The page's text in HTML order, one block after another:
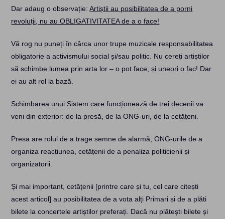
Dar adaug o observație:Artiștii au posibilitatea de a porni
revoluții, nu au OBLIGATIVITATEA de a o face!
Vă rog nu puneți în cârca unor trupe muzicale responsabilitatea
obligatorie a activismului social și/sau politic. Nu cereți artiștilor
să schimbe lumea prin arta lor – o pot face, și uneori o fac! Dar
ei au alt rol la bază.
Schimbarea unui Sistem care funcționează de trei decenii va
veni din exterior: de la presă, de la ONG-uri, de la cetățeni.
Presa are rolul de a trage semne de alarmă, ONG-urile de a
organiza reacțiunea, cetățenii de a penaliza politicienii și
organizatorii.
Și mai important, cetățenii [printre care și tu, cel care citești
acest articol] au posibilitatea de a vota alți Primari și de a plăti
bilete la concertele artiștilor preferați. Dacă nu plătești bilete și